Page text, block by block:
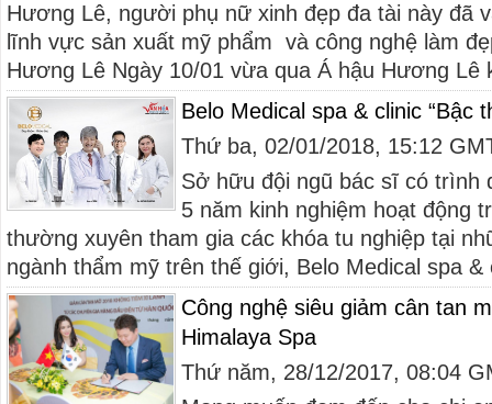
Hương Lê, người phụ nữ xinh đẹp đa tài này đã
lĩnh vực sản xuất mỹ phẩm và công nghệ làm
Hương Lê Ngày 10/01 vừa qua Á hậu Hương Lê
Belo Medical spa & clinic “Bậc
Thứ ba, 02/01/2018, 15:12
Sở hữu đội ngũ bác sĩ có trình
5 năm kinh nghiệm hoạt động
thường xuyên tham gia các khóa tu nghiệp tại
ngành thẩm mỹ trên thế giới, Belo Medical spa
Công nghệ siêu giảm cân tan
Himalaya Spa
Thứ năm, 28/12/2017, 08:04